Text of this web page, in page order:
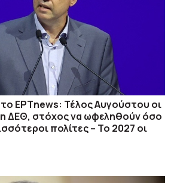
ΕΡΤnews: Τέλος Αυγούστου οι
ΔΕΘ, στόχος να ωφεληθούν όσο
πολίτες – Το 2027 οι